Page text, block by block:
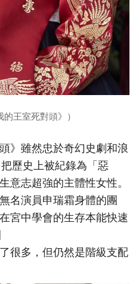
的王室死對頭》）
》雖然忠於奇幻史劇和浪
歷史上被紀錄為「惡
意志超強的主體性女性。
名演員申瑞霜身體的團
宮中學會的生存本能快速
很多，但仍然是階級支配